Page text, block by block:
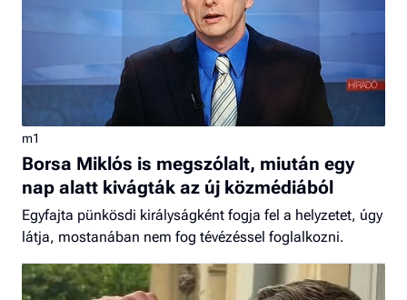
m1
Borsa Miklós is megszólalt, miután egy
nap alatt kivágták az új közmédiából
Egyfajta pünkösdi királyságként fogja fel a helyzetet, úgy
látja, mostanában nem fog tévézéssel foglalkozni.